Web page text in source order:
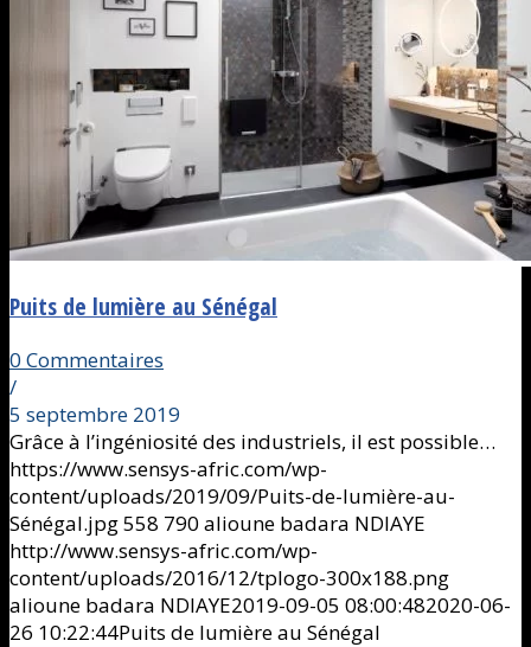
Puits de lumière au Sénégal
0 Commentaires
/
5 septembre 2019
Grâce à l’ingéniosité des industriels, il est possible…
https://www.sensys-afric.com/wp-
content/uploads/2019/09/Puits-de-lumière-au-
Sénégal.jpg558 790 alioune badara NDIAYE
http://www.sensys-afric.com/wp-
content/uploads/2016/12/tplogo-300x188.png
alioune badara NDIAYE2019-09-05 08:00:482020-06-
26 10:22:44Puits de lumière au Sénégal